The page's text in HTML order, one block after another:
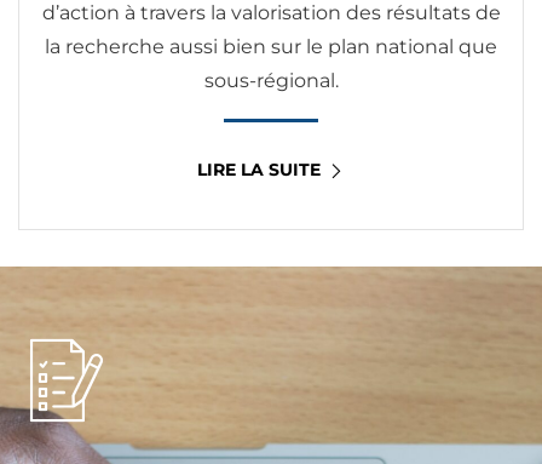
d’action à travers la valorisation des résultats de
la recherche aussi bien sur le plan national que
sous-régional.
LIRE LA SUITE